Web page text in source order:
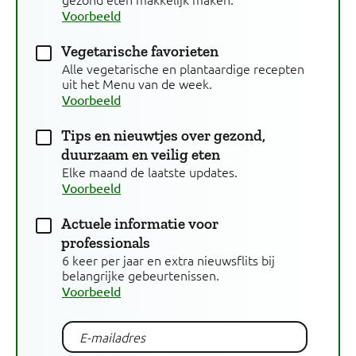
Voorbeeld
Vegetarische favorieten
Alle vegetarische en plantaardige recepten
uit het Menu van de week.
Voorbeeld
Tips en nieuwtjes over gezond,
duurzaam en veilig eten
Elke maand de laatste updates.
Voorbeeld
Actuele informatie voor
professionals
6 keer per jaar en extra nieuwsflits bij
belangrijke gebeurtenissen.
Voorbeeld